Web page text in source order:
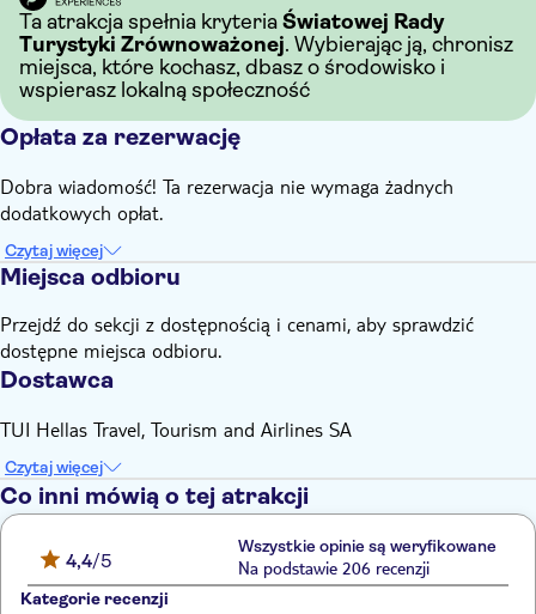
Ta atrakcja spełnia kryteria Światowej Rady
Turystyki Zrównoważonej. Wybierając ją, chronisz
miejsca, które kochasz, dbasz o środowisko i
wspierasz lokalną społeczność
Opłata za rezerwację
Dobra wiadomość! Ta rezerwacja nie wymaga żadnych
dodatkowych opłat.
Czytaj więcej
Miejsca odbioru
Przejdź do sekcji z dostępnością i cenami, aby sprawdzić
dostępne miejsca odbioru.
Dostawca
TUI Hellas Travel, Tourism and Airlines SA
Czytaj więcej
Co inni mówią o tej atrakcji
4,4/5
Wszystkie opinie są weryfikowane
Na podstawie 206 recenzji
Kategorie recenzji